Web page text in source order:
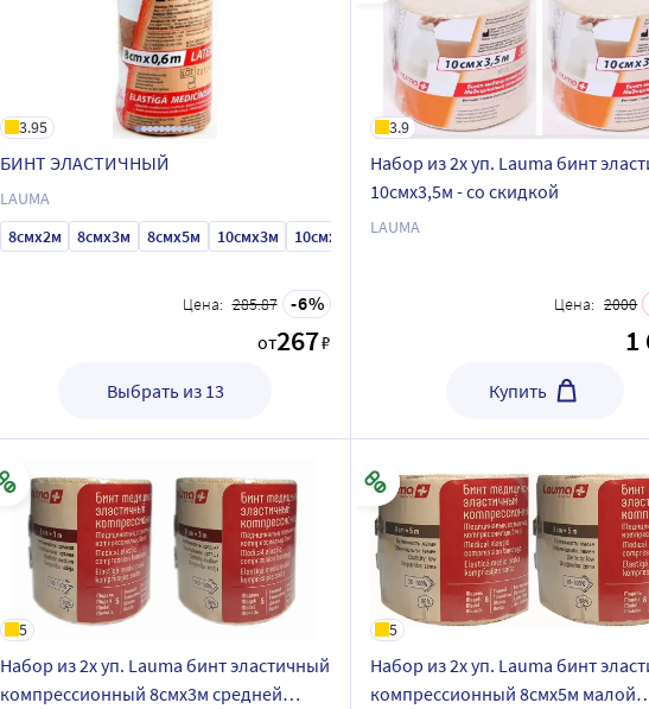
3.95
БИНТ ЭЛАСТИЧНЫЙ
LAUMA
8смx2м
8смx3м 8смx5м 10смx3м 10смx5м 12смx5м
Цена: 285.87
6
от267₽
Выбрать из 13
3.9
Набор из 2х уп. Lauma бинт
10смx3,5м - со скидкой
LAUMA
Цена: 2000
1
Купить
5
Набор из 2х уп. Lauma бинт эластичный
компрессионный 8смx3м средней
5
Набор из 2х уп. Lauma бинт
компрессионный 8смx5м малой